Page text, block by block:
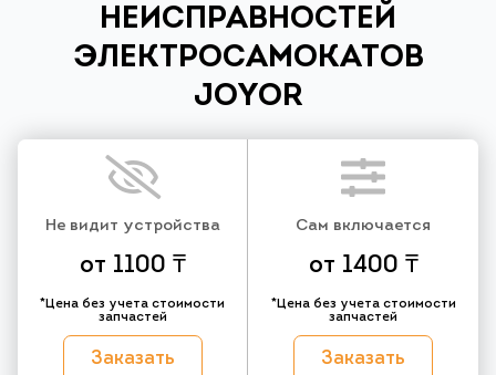
НЕИСПРАВНОСТЕЙ
ЭЛЕКТРОСАМОКАТОВ
JOYOR
Не видит устройства
от 1100 ₸
*Цена без учета стоимости
запчастей
Заказать
Сам включается
от 1400 ₸
*Цена без учета стоимости
запчастей
Заказать